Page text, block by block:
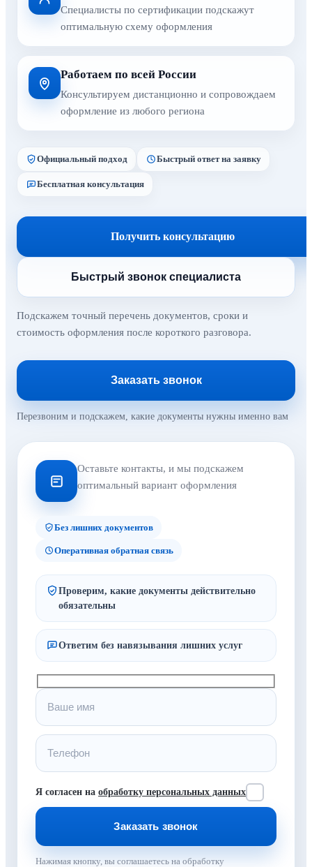
Специалисты по сертификации подскажут
оптимальную схему оформления
Работаем по всей России
Консультируем дистанционно и сопровождаем
оформление из любого региона
Официальный подход Быстрый ответ на заявку
Бесплатная консультация
Получить консультацию
Быстрый звонок специалиста
Подскажем точный перечень документов, сроки и
стоимость оформления после короткого разговора.
Заказать звонок
Перезвоним и подскажем, какие документы нужны именно вам
Оставьте контакты, и мы подскажем
оптимальный вариант оформления
Без лишних документов
Оперативная обратная связь
Проверим, какие документы действительно
обязательны
Ответим без навязывания лишних услуг
Я согласен на обработку персональных данных
Нажимая кнопку, вы соглашаетесь на обработку